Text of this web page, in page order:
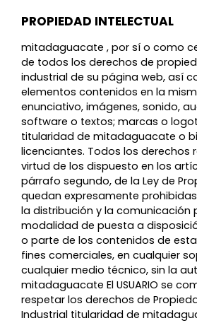
PROPIEDAD INTELECTUAL
mitadaguacate , por sí o como
de todos los derechos de
industrial de su página web, así
elementos contenidos en la
enunciativo, imágenes, sonido,
software o textos; marcas o
titularidad de mitadaguacate o
licenciantes. Todos los derechos
virtud de los dispuesto en los
párrafo segundo, de la Ley de
quedan expresamente
la distribución y la comunicación
modalidad de puesta a
o parte de los contenidos de
fines comerciales, en cualquier
cualquier medio técnico, sin la
mitadaguacate El USUARIO se
respetar los derechos de
Industrial titularidad de